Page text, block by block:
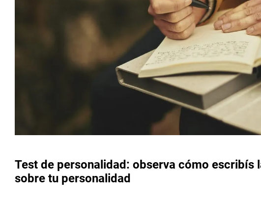
Test de personalidad: observa cómo escribís
sobre tu personalidad